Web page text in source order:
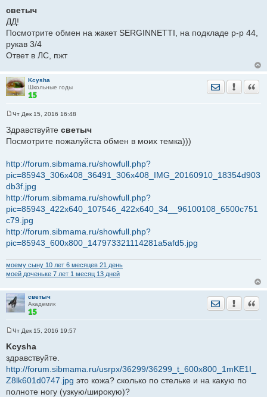
о
б
щ
е
н
и
е
светыч
ДД!
Посмотрите обмен на жакет SERGINNETTI, на подкладе р-р 44,
рукав 3/4
Ответ в ЛС, пжт
Kcysha
Школьные годы
Отправить
о
б
н
е
Чт Дек 15, 2016 16:48
Здравствуйте светыч
Посмотрите пожалуйста обмен в моих темка)))
http://forum.sibmama.ru/showfull.php?
pic=85943_306x408_36491_306x408_IMG_20160910_18354d903
db3f.jpg
http://forum.sibmama.ru/showfull.php?
pic=85943_422x640_107546_422x640_34__96100108_6500c751
c79.jpg
http://forum.sibmama.ru/showfull.php?
pic=85943_600x800_147973321114281a5afd5.jpg
моему сыну 10 лет 6 месяцев 21 день
моей доченьке 7 лет 1 месяц 13 дней
светыч
Академик
Отправить
о
б
щ
е
н
е
Чт Дек 15, 2016 19:57
Kcysha
здравствуйте.
http://forum.sibmama.ru/usrpx/36299/36299_t_600x800_1mKE1I_
Z8lk601d0747.jpg это кожа? сколько по стельке и на какую по
полноте ногу (узкую/широкую)?